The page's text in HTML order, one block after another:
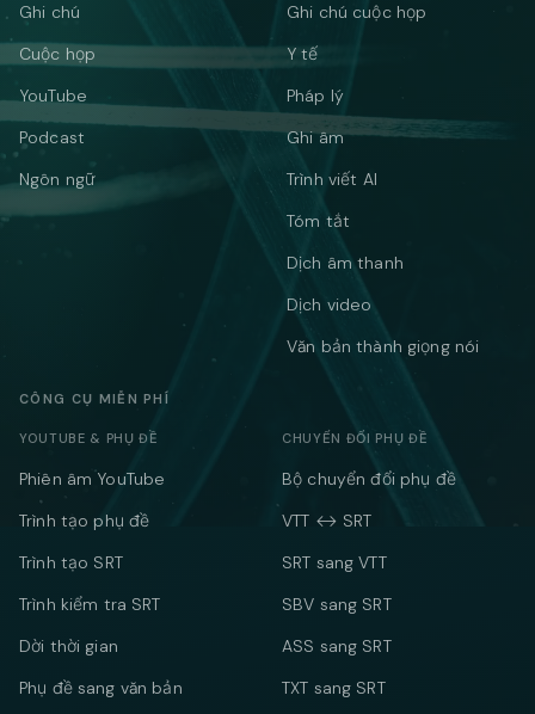
Ghi chú
Cuộc họp
YouTube
Podcast
Ngôn ngữ
Ghi chú cuộc họp
Y tế
Pháp lý
Ghi âm
Trình viết AI
Tóm tắt
Dịch âm thanh
Dịch video
Văn bản thành giọng nói
CÔNG CỤ MIỄN PHÍ
YOUTUBE & PHỤ ĐỀ
Phiên âm YouTube
Trình tạo phụ đề
Trình tạo SRT
Trình kiểm tra SRT
Dời thời gian
Phụ đề sang văn bản
CHUYỂN ĐỔI PHỤ ĐỀ
Bộ chuyển đổi phụ đề
VTT ↔ SRT
SRT sang VTT
SBV sang SRT
ASS sang SRT
TXT sang SRT